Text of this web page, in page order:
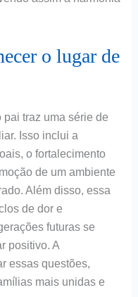
o lugar de
traz uma série de
Isso inclui a
o fortalecimento
de um ambiente
Além disso, essa
de dor e
futuras se
positivo. A
essas questões,
mais unidas e